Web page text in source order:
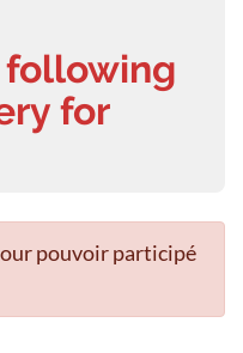
following
for
pouvoir participé